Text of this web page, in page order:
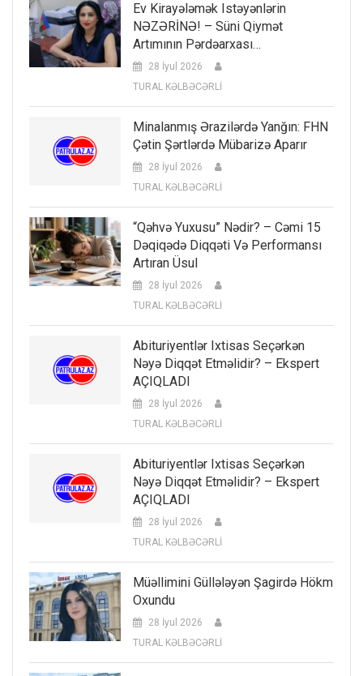
Ev Kirayələmək Istəyənlərin
NƏZƏRİNƏ! – Süni Qiymət
Artımının Pərdəarxası…
28 İyul 2026
TURAL KƏLBƏCƏRLİ
Minalanmış Ərazilərdə Yanğın: FHN
Çətin Şərtlərdə Mübarizə Aparır
28 İyul 2026
TURAL KƏLBƏCƏRLİ
“Qəhvə Yuxusu” Nədir? – Cəmi 15
Dəqiqədə Diqqəti Və Performansı
Artıran Üsul
28 İyul 2026
TURAL KƏLBƏCƏRLİ
Abituriyentlər Ixtisas Seçərkən
Nəyə Diqqət Etməlidir? – Ekspert
AÇIQLADI
28 İyul 2026
TURAL KƏLBƏCƏRLİ
Abituriyentlər Ixtisas Seçərkən
Nəyə Diqqət Etməlidir? – Ekspert
AÇIQLADI
28 İyul 2026
TURAL KƏLBƏCƏRLİ
Müəllimini Güllələyən Şagirdə Hökm
Oxundu
28 İyul 2026
TURAL KƏLBƏCƏRLİ